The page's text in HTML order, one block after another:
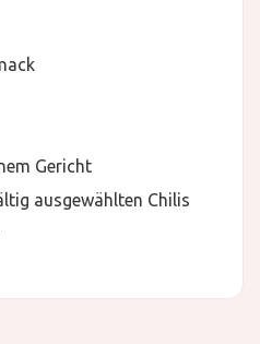
Gericht
ausgewählten Chilis